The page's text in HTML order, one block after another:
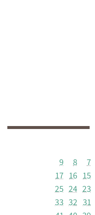
7
8
9
15
16
17
23
24
25
31
32
33